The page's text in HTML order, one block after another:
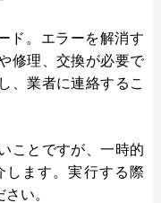
ド。エラーを解消す
修理、交換が必要で
、業者に連絡するこ
ことですが、一時的
します。実行する際
い。